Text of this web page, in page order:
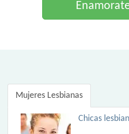
Mujeres Lesbianas
Chicas